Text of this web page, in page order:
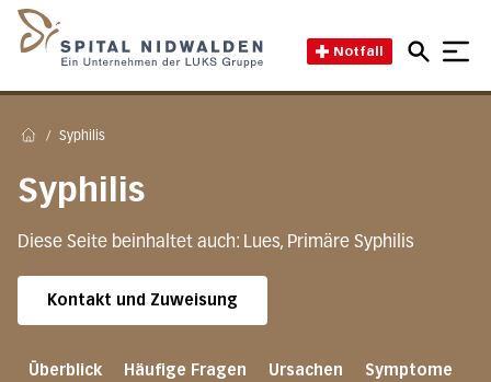
Notfall
/ Syphilis
Syphilis
Diese Seite beinhaltet auch: Lues, Primäre Syphilis
Kontakt und Zuweisung
Überblick Häufige Fragen Ursachen Symptome